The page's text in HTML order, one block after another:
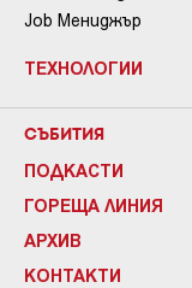
Job Мениджър
ТЕХНОЛОГИИ
СЪБИТИЯ
ПОДКАСТИ
ГОРЕЩА ЛИНИЯ
АРХИВ
КОНТАКТИ